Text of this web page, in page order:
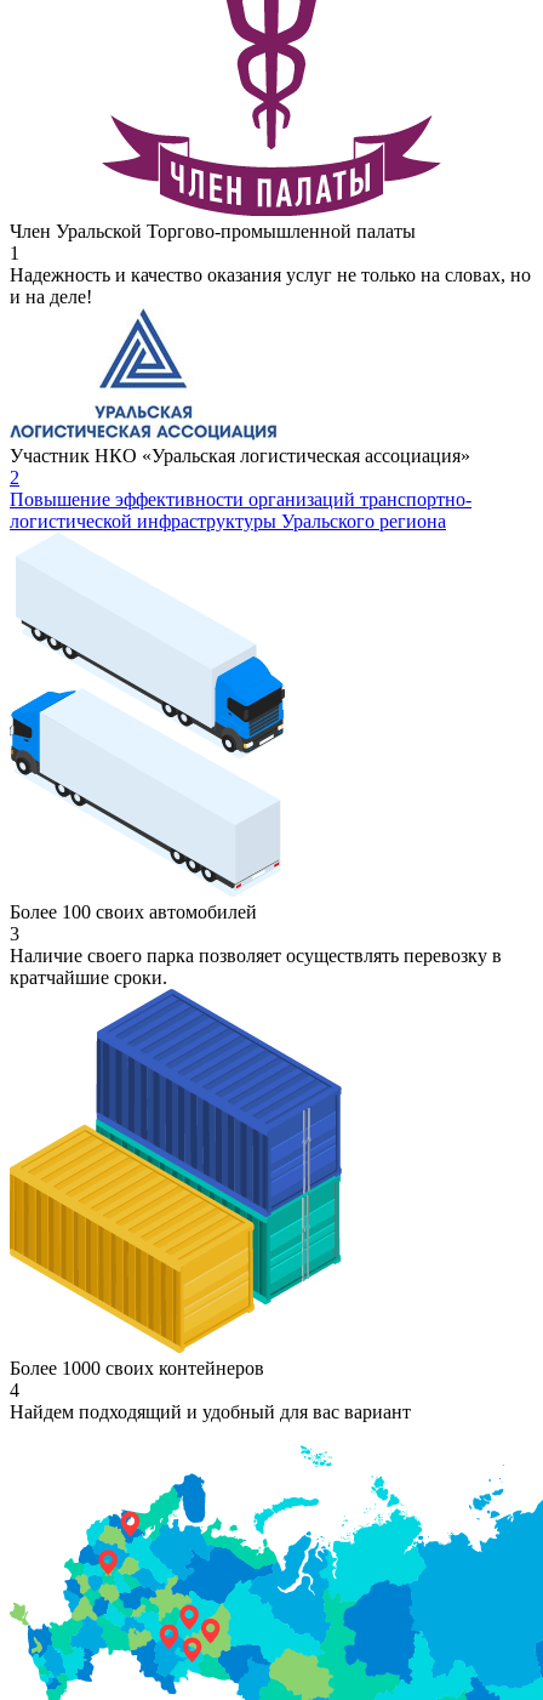
Член Уральской Торгово-промышленной палаты
1
Надежность и качество оказания услуг не только на словах, но
и на деле!
Участник НКО «Уральская логистическая ассоциация»
2
Повышение эффективности организаций транспортно-
логистической инфраструктуры Уральского региона
Более 100 своих автомобилей
3
Наличие своего парка позволяет осуществлять перевозку в
кратчайшие сроки.
Более 1000 своих контейнеров
4
Найдем подходящий и удобный для вас вариант